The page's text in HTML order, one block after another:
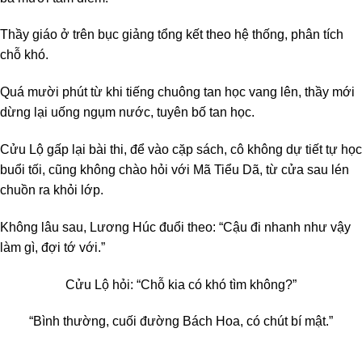
Thầy giáo ở trên bục giảng tổng kết theo hệ thống, phân tích
chỗ khó.
Quá mười phút từ khi tiếng chuông tan học vang lên, thầy mới
dừng lại uống ngụm nước, tuyên bố tan học.
Cửu Lộ gấp lại bài thi, để vào cặp sách, cô không dự tiết tự học
buổi tối, cũng không chào hỏi với Mã Tiểu Dã, từ cửa sau lén
chuồn ra khỏi lớp.
Không lâu sau, Lương Húc đuổi theo: “Cậu đi nhanh như vậy
làm gì, đợi tớ với.”
Cửu Lộ hỏi: “Chỗ kia có khó tìm không?”
“Bình thường, cuối đường Bách Hoa, có chút bí mật.”